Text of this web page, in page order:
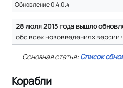
Обновление 0.4.0.4
28 июля 2015 года вышло
обо всех нововведениях версии
Основная статья:Список
Корабли